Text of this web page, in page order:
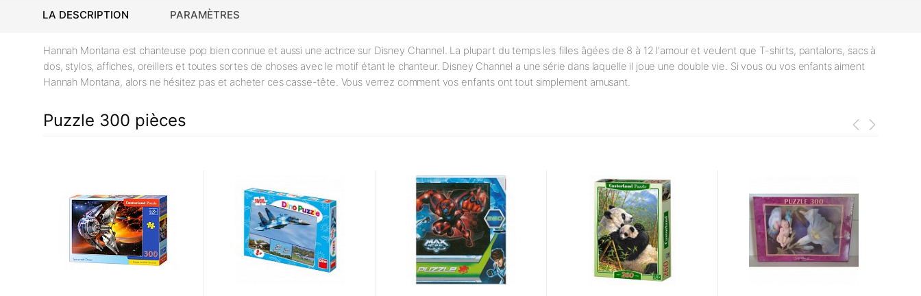
LA DESCRIPTION PARAMÈTRES
Hannah Montana est chanteuse pop bien connue et aussi une actrice sur Disney Channel. La plupart du temps les filles âgées de 8 à 12 l'amour et veulent que T-shirts, pantalons, sacs à
dos, stylos, affiches, oreillers et toutes sortes de choses avec le motif étant le chanteur. Disney Channel a une série dans laquelle il joue une double vie. Si vous ou vos enfants aiment
Hannah Montana, alors ne hésitez pas et acheter ces casse-tête. Vous verrez comment vos enfants ont tout simplement amusant.
Puzzle 300 pièces